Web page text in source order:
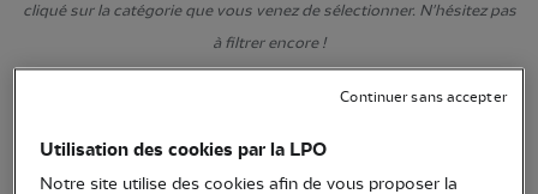
cliqué sur la catégorie que vous venez de sélectionner. N'hésitez pas
à filtrer encore !
Utilisation des cookies par la LPO
Notre site utilise des cookies afin de vous proposer la
Continuer sans accepter